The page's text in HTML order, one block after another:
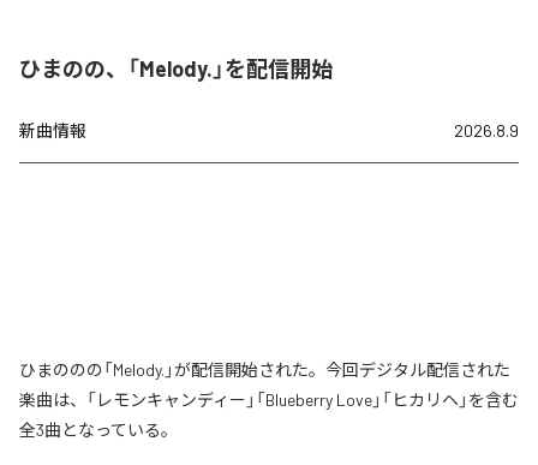
ひまのの、「Melody.」を配信開始
新曲情報 2026.8.9
ひまののの「Melody.」が配信開始された。今回デジタル配信された
楽曲は、「レモンキャンディー」「Blueberry Love」「ヒカリヘ」を含む
全3曲となっている。